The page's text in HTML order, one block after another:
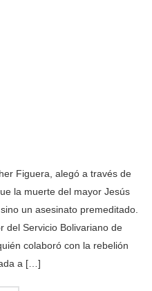
Figuera, alegó a través de
la muerte del mayor Jesús
un asesinato premeditado.
del Servicio Bolivariano de
colaboró con la rebelión
a […]